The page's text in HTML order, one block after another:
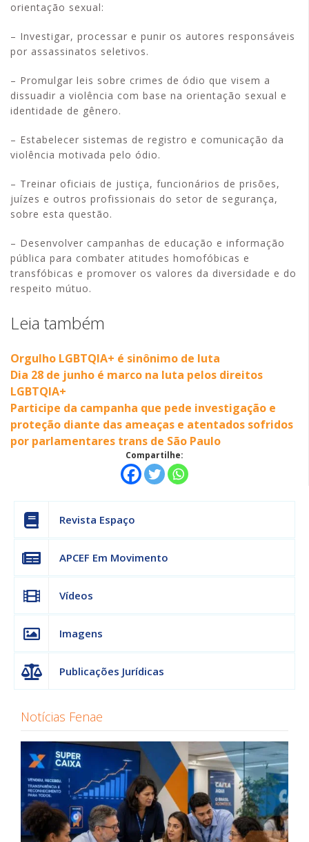
orientação sexual:
– Investigar, processar e punir os autores responsáveis
por assassinatos seletivos.
– Promulgar leis sobre crimes de ódio que visem a
dissuadir a violência com base na orientação sexual e
identidade de gênero.
– Estabelecer sistemas de registro e comunicação da
violência motivada pelo ódio.
– Treinar oficiais de justiça, funcionários de prisões,
juízes e outros profissionais do setor de segurança,
sobre esta questão.
– Desenvolver campanhas de educação e informação
pública para combater atitudes homofóbicas e
transfóbicas e promover os valores da diversidade e do
respeito mútuo.
Leia também
Orgulho LGBTQIA+ é sinônimo de luta
Dia 28 de junho é marco na luta pelos direitos
LGBTQIA+
Participe da campanha que pede investigação e
proteção diante das ameaças e atentados sofridos
por parlamentares trans de São Paulo
Compartilhe:
Revista Espaço
APCEF Em Movimento
Vídeos
Imagens
Publicações Jurídicas
Notícias Fenae